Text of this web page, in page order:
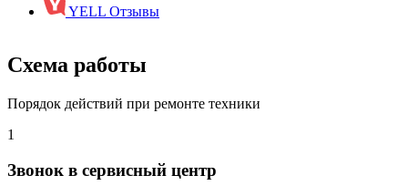
YELL Отзывы
Схема работы
Порядок действий при ремонте техники
1
Звонок в сервисный центр